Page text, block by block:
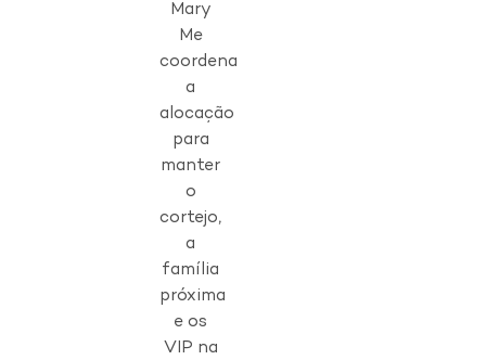
Mary
Me
coordena
a
alocação
para
manter
o
cortejo,
a
família
próxima
e os
VIP na